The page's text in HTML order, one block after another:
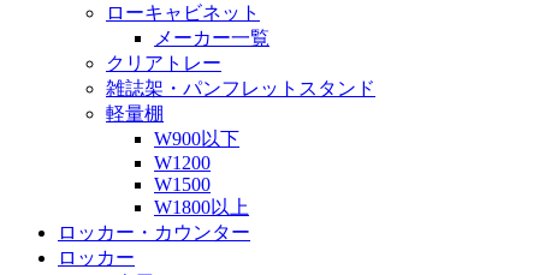
ローキャビネット
メーカー一覧
クリアトレー
雑誌架・パンフレットスタンド
軽量棚
W900以下
W1200
W1500
W1800以上
ロッカー・カウンター
ロッカー